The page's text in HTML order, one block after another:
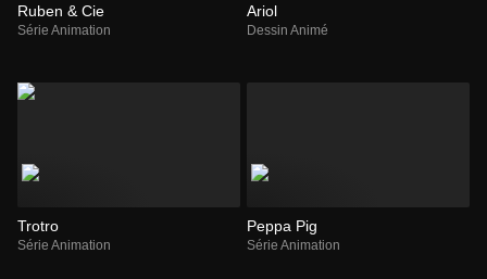
Ruben & Cie
Série Animation
Ariol
Dessin Animé
Trotro
Série Animation
Peppa Pig
Série Animation